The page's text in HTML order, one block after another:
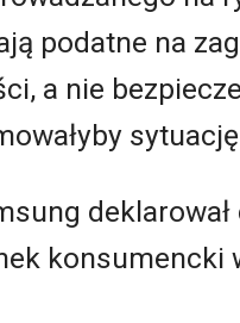
podatne na
a nie
konsumencki